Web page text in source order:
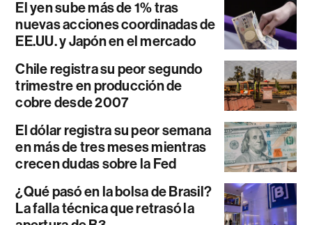
El yen sube más de 1% tras
nuevas acciones coordinadas de
EE.UU. y Japón en el mercado
Chile registra su peor segundo
trimestre en producción de
cobre desde 2007
El dólar registra su peor semana
en más de tres meses mientras
crecen dudas sobre la Fed
¿Qué pasó en la bolsa de Brasil?
La falla técnica que retrasó la